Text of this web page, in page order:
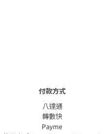
付款方式
八達通
轉數快
Payme